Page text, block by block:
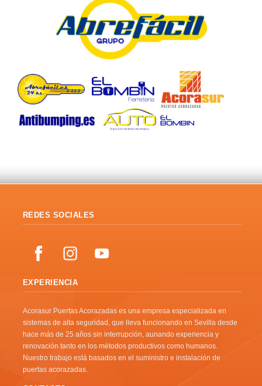
REDES SOCIALES
EXPERIENCIA
Acorasur Puertas Acorazadas es una empresa especializada en
sistemas de alta seguridad, que lleva funcionando en Sevilla desde
hace más de 25 años sin interrupción, aunando experiencia y
renovación tanto en los métodos productivos como humanos.
Nuestro trabajo está basados en el suministro e instalación de
puertas acorazadas.